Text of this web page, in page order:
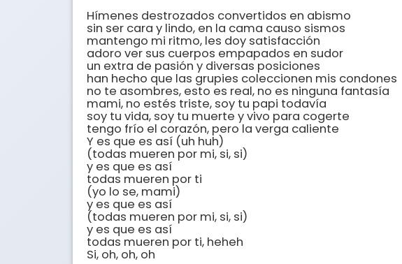
Hímenes destrozados convertidos en abismo
sin ser cara y lindo, en la cama causo sismos
mantengo mi ritmo, les doy satisfacción
adoro ver sus cuerpos empapados en sudor
un extra de pasión y diversas posiciones
han hecho que las grupies coleccionen mis condones
no te asombres, esto es real, no es ninguna fantasía
mami, no estés triste, soy tu papi todavía
soy tu vida, soy tu muerte y vivo para cogerte
tengo frío el corazón, pero la verga caliente
Y es que es así (uh huh)
(todas mueren por mi, si, si)
y es que es así
todas mueren por ti
(yo lo se, mami)
y es que es así
(todas mueren por mi, si, si)
y es que es así
todas mueren por ti, heheh
Si, oh, oh, oh